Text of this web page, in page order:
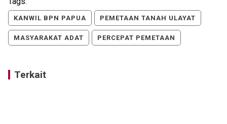
KANWIL BPN PAPUA PEMETAAN TANAH ULAYAT
MASYARAKAT ADAT PERCEPAT PEMETAAN
Terkait